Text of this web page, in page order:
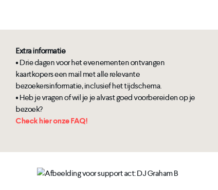
Extra informatie
• Drie dagen voor het evenementen ontvangen
kaartkopers een mail met alle relevante
bezoekersinformatie, inclusief het tijdschema.
• Heb je vragen of wil je je alvast goed voorbereiden op je
bezoek?
Check hier onze FAQ!